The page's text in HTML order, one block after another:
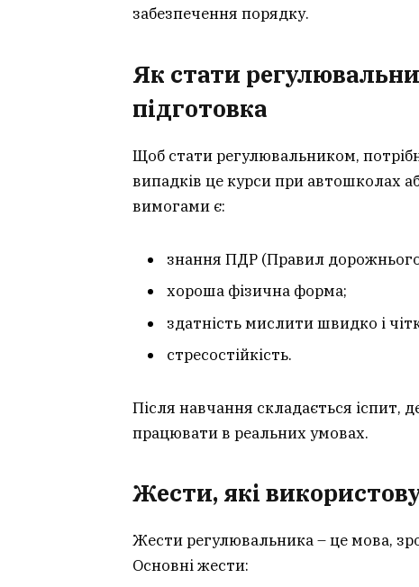
забезпечення порядку.
Як стати
підготовка
Щоб стати регулювальником,
випадків це курси при автошколах
вимогами є:
знання ПДР (Правил
хороша фізична форма;
здатність мислити швидко і
стресостійкість.
Після навчання складається іспит,
працювати в реальних умовах.
Жести, які
Жести регулювальника – це мова,
Основні жести: